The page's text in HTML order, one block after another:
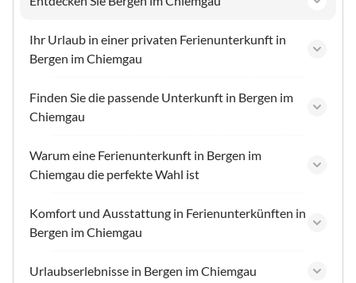
Ihr Urlaub in einer privaten Ferienunterkunft in
Bergen im Chiemgau
Finden Sie die passende Unterkunft in Bergen im
Chiemgau
Warum eine Ferienunterkunft in Bergen im
Chiemgau die perfekte Wahl ist
Komfort und Ausstattung in Ferienunterkünften in
Bergen im Chiemgau
Urlaubserlebnisse in Bergen im Chiemgau